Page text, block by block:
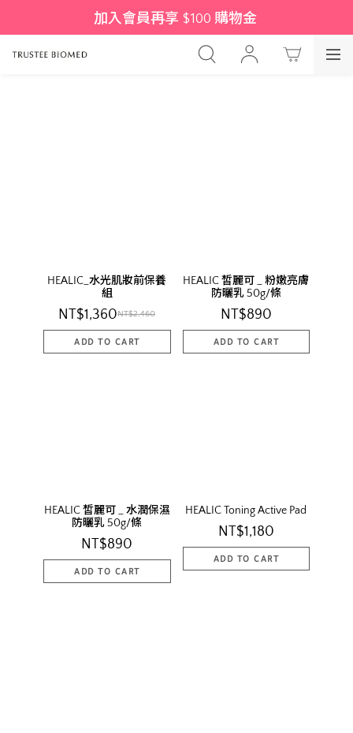
加入會員再享 $100 購物金
HEALIC_水光肌妝前保養
組
NT$1,360NT$2,460
HEALIC 皙麗可 _ 粉嫩亮膚
防曬乳 50g/條
NT$890
HEALIC 皙麗可 _ 水潤保濕
防曬乳 50g/條
NT$890
HEALIC Toning Active Pad
NT$1,180